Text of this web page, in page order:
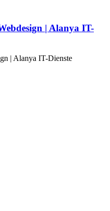
| Alanya IT-
| Alanya IT-Dienste